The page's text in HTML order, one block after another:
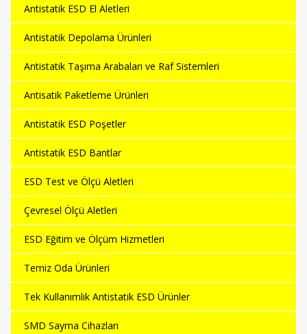
Antistatik ESD El Aletleri
Antistatik Depolama Ürünleri
Antistatik Taşıma Arabaları ve Raf Sistemleri
Antisatik Paketleme Ürünleri
Antistatik ESD Poşetler
Antistatik ESD Bantlar
ESD Test ve Ölçü Aletleri
Çevresel Ölçü Aletleri
ESD Eğitim ve Ölçüm Hizmetleri
Temiz Oda Ürünleri
Tek Kullanımlık Antistatik ESD Ürünler
SMD Sayma Cihazları